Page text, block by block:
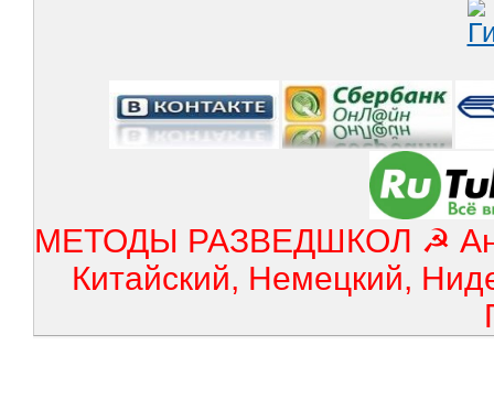
МЕТОДЫ РАЗВЕДШКОЛ ☭
Китайский, Немецкий,